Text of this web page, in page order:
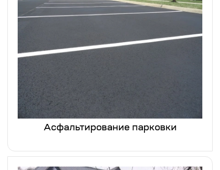
Асфальтирование парковки